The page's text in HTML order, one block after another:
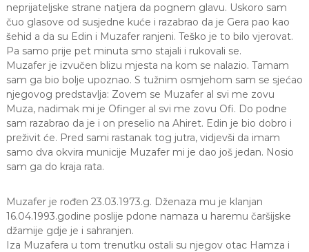
neprijateljske strane natjera da pognem glavu. Uskoro sam
čuo glasove od susjedne kuće i razabrao da je Gera pao kao
šehid a da su Edin i Muzafer ranjeni. Teško je to bilo vjerovat.
Pa samo prije pet minuta smo stajali i rukovali se.
Muzafer je izvučen blizu mjesta na kom se nalazio. Tamam
sam ga bio bolje upoznao. S tužnim osmjehom sam se sjećao
njegovog predstavlja: Zovem se Muzafer al svi me zovu
Muza, nadimak mi je Ofinger al svi me zovu Ofi. Do podne
sam razabrao da je i on preselio na Ahiret. Edin je bio dobro i
preživit će. Pred sami rastanak tog jutra, vidjevši da imam
samo dva okvira municije Muzafer mi je dao još jedan. Nosio
sam ga do kraja rata.
Muzafer je rođen 23.03.1973.g. Dženaza mu je klanjan
16.04.1993.godine poslije pdone namaza u haremu čaršijske
džamije gdje je i sahranjen.
Iza Muzafera u tom trenutku ostali su njegov otac Hamza i